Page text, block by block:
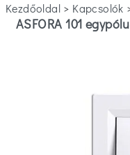
Kezdőoldal > kapcsolók
ASFORA 101